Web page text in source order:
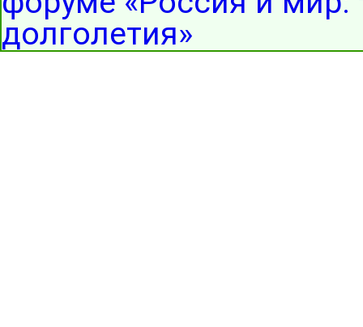
долголетия»